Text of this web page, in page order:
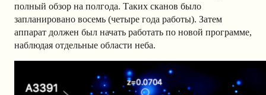
полный обзор на полгода. Таких сканов было
запланировано восемь (четыре года работы). Затем
аппарат должен был начать работать по новой программе,
наблюдая отдельные области неба.